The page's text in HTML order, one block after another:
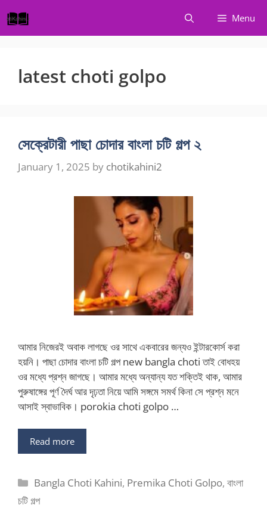
to
content
Menu
latest choti golpo
সেক্রেটারী পাছা চোদার বাংলা চটি গল্প ২
January 1, 2025 by chotikahini2
আমার নিজেরই অবাক লাগছে ওর সাথে একবারের জন্যও ইন্টারকোর্স করা
হয়নি। পাছা চোদার বাংলা চটি গল্প new bangla choti তাই বোধহয়
ওর মধ্যে প্রশ্ন জাগছে। আমার মধ্যে অন্যান্য যত শক্তিই থাক, আমার
পুরুষাঙ্গের পূর্ণ দৈর্ঘ আর দৃঢ়তা নিয়ে আমি সঙ্গমে সমর্থ কিনা সে প্রশ্ন মনে
আসাই স্বাভাবিক। porokia choti golpo …
Read more
Categories
Bangla Choti Kahini, Premika Choti Golpo,বাংলা
চটি গল্প